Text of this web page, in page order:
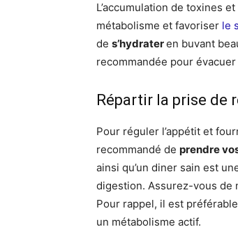
L’accumulation de toxines
métabolisme et favoriser le
de s’hydrateren buvant
recommandée pour
Répartir la prise de
Pour réguler l’appétit et
recommandé de prendre
ainsi qu’un diner sain est
digestion. Assurez-vous de
Pour rappel, il est
un métabolisme actif.